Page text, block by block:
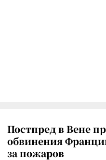
Постпред в Вене
обвинения
за пожаров